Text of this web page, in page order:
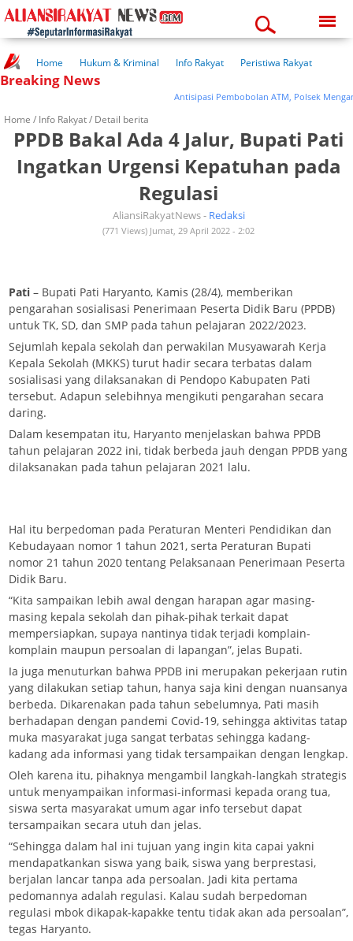
06:27:50 pm
Home Hukum & Kriminal Info Rakyat
Peristiwa Rakyat
Kuliner Rakyat
Wisata Rakyat
Breaking News
Antisipasi Pembobolan ATM, Polsek Menganti
Home / Info Rakyat/ Detail berita
PPDB Bakal Ada 4 Jalur, Bupati Pati
Ingatkan Urgensi Kepatuhan pada
Regulasi
AliansiRakyatNews - Redaksi
(771 Views) Jumat, 29 April 2022 - 2:02
Pati – Bupati Pati Haryanto, Kamis (28/4), memberikan
pengarahan sosialisasi Penerimaan Peserta Didik Baru (PPDB)
untuk TK, SD, dan SMP pada tahun pelajaran 2022/2023.
Sejumlah kepala sekolah dan perwakilan Musyawarah Kerja
Kepala Sekolah (MKKS) turut hadir secara terbatas dalam
sosialisasi yang dilaksanakan di Pendopo Kabupaten Pati
tersebut. Adapun selebihnya mengikuti pengarahan secara
daring.
Dalam kesempatan itu, Haryanto menjelaskan bahwa PPDB
tahun pelajaran 2022 ini, tidak berbeda jauh dengan PPDB yang
dilaksanakan pada tahun pelajaran 2021 lalu.
Hal itu berpedoman pada Peraturan Menteri Pendidikan dan
Kebudayaan nomor 1 tahun 2021, serta Peraturan Bupati
nomor 21 tahun 2020 tentang Pelaksanaan Penerimaan Peserta
Didik Baru.
“Kita sampaikan lebih awal dengan harapan agar masing-
masing kepala sekolah dan pihak-pihak terkait dapat
mempersiapkan, supaya nantinya tidak terjadi komplain-
komplain maupun persoalan di lapangan”, jelas Bupati.
Ia juga menuturkan bahwa PPDB ini merupakan pekerjaan rutin
yang dilakukan setiap tahun, hanya saja kini dengan nuansanya
berbeda. Dikarenakan pada tahun sebelumnya, Pati masih
berhadapan dengan pandemi Covid-19, sehingga aktivitas tatap
muka masyarakat juga sangat terbatas sehingga kadang-
kadang ada informasi yang tidak tersampaikan dengan lengkap.
Oleh karena itu, pihaknya mengambil langkah-langkah strategis
untuk menyampaikan informasi-informasi kepada orang tua,
siswa serta masyarakat umum agar info tersebut dapat
tersampaikan secara utuh dan jelas.
“Sehingga dalam hal ini tujuan yang ingin kita capai yakni
mendapatkankan siswa yang baik, siswa yang berprestasi,
berjalan lancar tanpa ada persoalan. Jadi kita pertama
pedomannya adalah regulasi. Kalau sudah berpedoman
regulasi mbok dikapak-kapakke tentu tidak akan ada persoalan”,
tegas Haryanto.